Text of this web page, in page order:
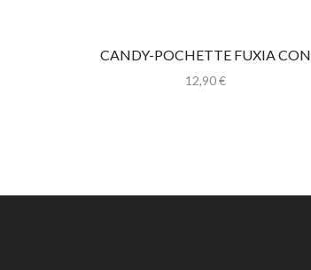
CANDY-POCHETTE FUXIA CON
CATENINA
12,90€